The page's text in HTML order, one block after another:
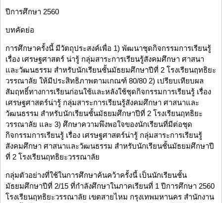
ปีการศึกษา 2560
บทคัดย่อ
การศึกษาครั้งนี้ มีวัตถุประสงค์เพื่อ 1) พัฒนาชุดกิจกรรมการเรียนรู้
เรื่อง เศรษฐศาสตร์ น่ารู้ กลุ่มสาระการเรียนรู้สังคมศึกษา ศาสนา
และวัฒนธรรม สำหรับนักเรียนชั้นมัธยมศึกษาปีที่ 2 โรงเรียนฤทธิยะ
วรรณาลัย ให้มีประสิทธิภาพตามเกณฑ์ 80/80 2) เปรียบเทียบผล
สัมฤทธิ์ทางการเรียนก่อนใช้และหลังใช้ชุดกิจกรรมการเรียนรู้ เรื่อง
เศรษฐศาสตร์น่ารู้ กลุ่มสาระการเรียนรู้สังคมศึกษา ศาสนาและ
วัฒนธรรม สำหรับนักเรียนชั้นมัธยมศึกษาปีที่ 2 โรงเรียนฤทธิยะ
วรรณาลัย และ 3) ศึกษาความพึงพอใจของนักเรียนที่มีต่อชุด
กิจกรรมการเรียนรู้ เรื่อง เศรษฐศาสตร์น่ารู้ กลุ่มสาระการเรียนรู้
สังคมศึกษา ศาสนาและวัฒนธรรม สำหรับนักเรียนชั้นมัธยมศึกษาปี
ที่ 2 โรงเรียนฤทธิยะวรรณาลัย
กลุ่มตัวอย่างที่ใช้ในการศึกษาค้นคว้าครั้งนี้ เป็นนักเรียนชั้น
มัธยมศึกษาปีที่ 2/15 ที่กำลังศึกษาในภาคเรียนที่ 1 ปีการศึกษา 2560
โรงเรียนฤทธิยะวรรณาลัย เขตสายไหม กรุงเทพมหานคร สำนักงาน